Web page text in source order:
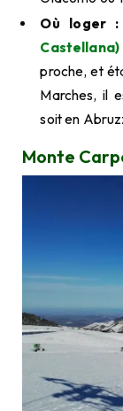
Où loger :
Castellana)
proche, et
Marches, il
soit en
Monte